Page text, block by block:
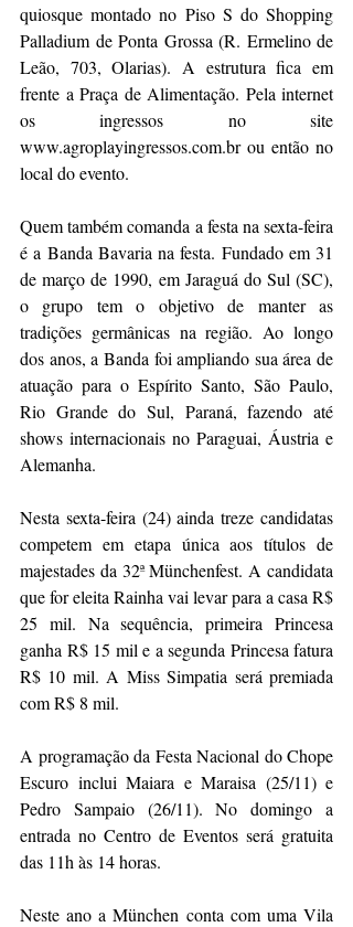
quiosque montado no Piso S do Shopping
Palladium de Ponta Grossa (R. Ermelino de
Leão, 703, Olarias). A estrutura fica em
frente a Praça de Alimentação. Pela internet
os ingressos no site
www.agroplayingressos.com.br ou então no
local do evento.
Quem também comanda a festa na sexta-feira
é a Banda Bavaria na festa. Fundado em 31
de março de 1990, em Jaraguá do Sul (SC),
o grupo tem o objetivo de manter as
tradições germânicas na região. Ao longo
dos anos, a Banda foi ampliando sua área de
atuação para o Espírito Santo, São Paulo,
Rio Grande do Sul, Paraná, fazendo até
shows internacionais no Paraguai, Áustria e
Alemanha.
Nesta sexta-feira (24) ainda treze candidatas
competem em etapa única aos títulos de
majestades da 32ª Münchenfest. A candidata
que for eleita Rainha vai levar para a casa R$
25 mil. Na sequência, primeira Princesa
ganha R$ 15 mil e a segunda Princesa fatura
R$ 10 mil. A Miss Simpatia será premiada
com R$ 8 mil.
A programação da Festa Nacional do Chope
Escuro inclui Maiara e Maraisa (25/11) e
Pedro Sampaio (26/11). No domingo a
entrada no Centro de Eventos será gratuita
das 11h às 14 horas.
Neste ano a München conta com uma Vila